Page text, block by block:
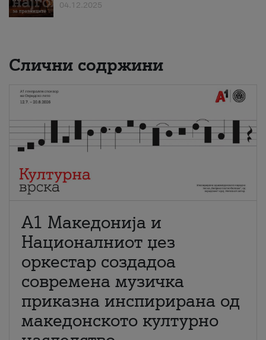
04.12.2025
Слични содржини
А1 Македонија и
Националниот џез
оркестар создадоа
современа музичка
приказна инспирирана од
македонското културно